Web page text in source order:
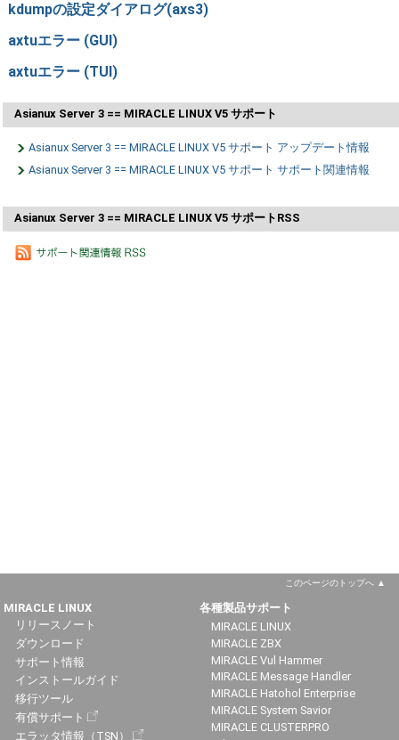
kdumpの設定ダイアログ(axs3)
axtuエラー (GUI)
axtuエラー (TUI)
Asianux Server 3 == MIRACLE LINUX V5 サポート
Asianux Server 3 == MIRACLE LINUX V5 サポート アップデート情報
Asianux Server 3 == MIRACLE LINUX V5 サポート サポート関連情報
Asianux Server 3 == MIRACLE LINUX V5 サポートRSS
このページのトップへ
MIRACLE LINUX
リリースノート
ダウンロード
サポート情報
インストールガイド
移行ツール
有償サポート
エラッタ情報（TSN）
各種製品サポート
MIRACLE LINUX
MIRACLE ZBX
MIRACLE Vul Hammer
MIRACLE Message Handler
MIRACLE Hatohol Enterprise
MIRACLE System Savior
MIRACLE CLUSTERPRO